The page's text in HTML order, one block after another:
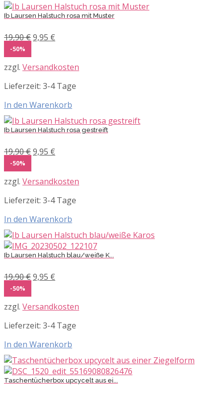
Ib Laursen Halstuch rosa mit Muster
19,90€Ursprünglicher
19,90 €
9,95 €
9,95 €.
-50%
zzgl. Versandkosten
Lieferzeit: 3-4 Tage
In den Warenkorb
Ib Laursen Halstuch rosa gestreift
19,90€Ursprünglicher
19,90 €
9,95 €
9,95 €.
-50%
zzgl. Versandkosten
Lieferzeit: 3-4 Tage
In den Warenkorb
Ib Laursen Halstuch blau/weiße K...
19,90€Ursprünglicher
19,90 €
9,95 €
9,95 €.
-50%
zzgl. Versandkosten
Lieferzeit: 3-4 Tage
In den Warenkorb
Taschentücherbox upcycelt aus ei...